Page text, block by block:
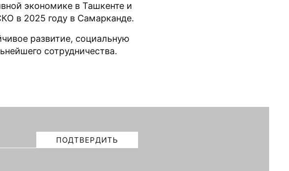
экономике в Ташкенте и
в 2025 году в Самарканде.
развитие, социальную
сотрудничества.